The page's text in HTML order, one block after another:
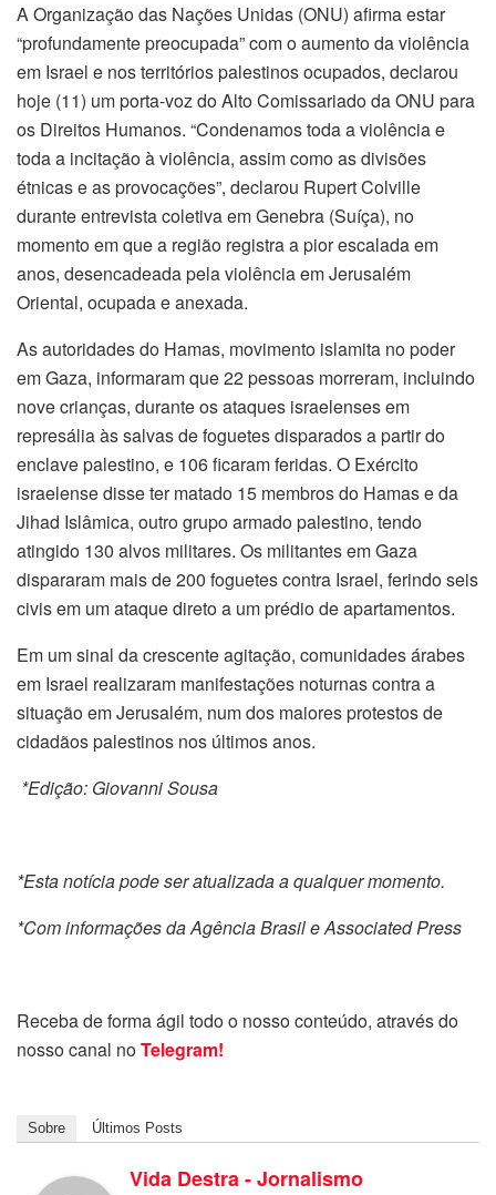
A Organização das Nações Unidas (ONU) afirma estar
“profundamente preocupada” com o aumento da violência
em Israel e nos territórios palestinos ocupados, declarou
hoje (11) um porta-voz do Alto Comissariado da ONU para
os Direitos Humanos. “Condenamos toda a violência e
toda a incitação à violência, assim como as divisões
étnicas e as provocações”, declarou Rupert Colville
durante entrevista coletiva em Genebra (Suíça), no
momento em que a região registra a pior escalada em
anos, desencadeada pela violência em Jerusalém
Oriental, ocupada e anexada.
As autoridades do Hamas, movimento islamita no poder
em Gaza, informaram que 22 pessoas morreram, incluindo
nove crianças, durante os ataques israelenses em
represália às salvas de foguetes disparados a partir do
enclave palestino, e 106 ficaram feridas. O Exército
israelense disse ter matado 15 membros do Hamas e da
Jihad Islâmica, outro grupo armado palestino, tendo
atingido 130 alvos militares. Os militantes em Gaza
dispararam mais de 200 foguetes contra Israel, ferindo seis
civis em um ataque direto a um prédio de apartamentos.
Em um sinal da crescente agitação, comunidades árabes
em Israel realizaram manifestações noturnas contra a
situação em Jerusalém, num dos maiores protestos de
cidadãos palestinos nos últimos anos.
*Edição: Giovanni Sousa
*Esta notícia pode ser atualizada a qualquer momento.
*Com informações da Agência Brasil e Associated Press
Receba de forma ágil todo o nosso conteúdo, através do
nosso canal noTelegram!
Sobre Últimos Posts
Vida Destra - Jornalismo